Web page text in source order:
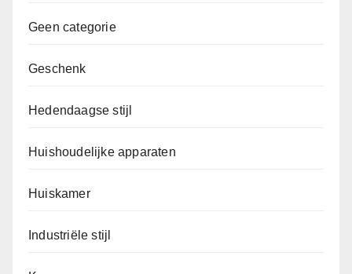
Geen categorie
Geschenk
Hedendaagse stijl
Huishoudelijke apparaten
Huiskamer
Industriële stijl